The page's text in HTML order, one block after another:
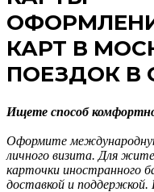
КАРТ В
ПОЕЗДОК В
Ищете способ
Оформите
личного визита. Для
карточки иностранного
доставкой и